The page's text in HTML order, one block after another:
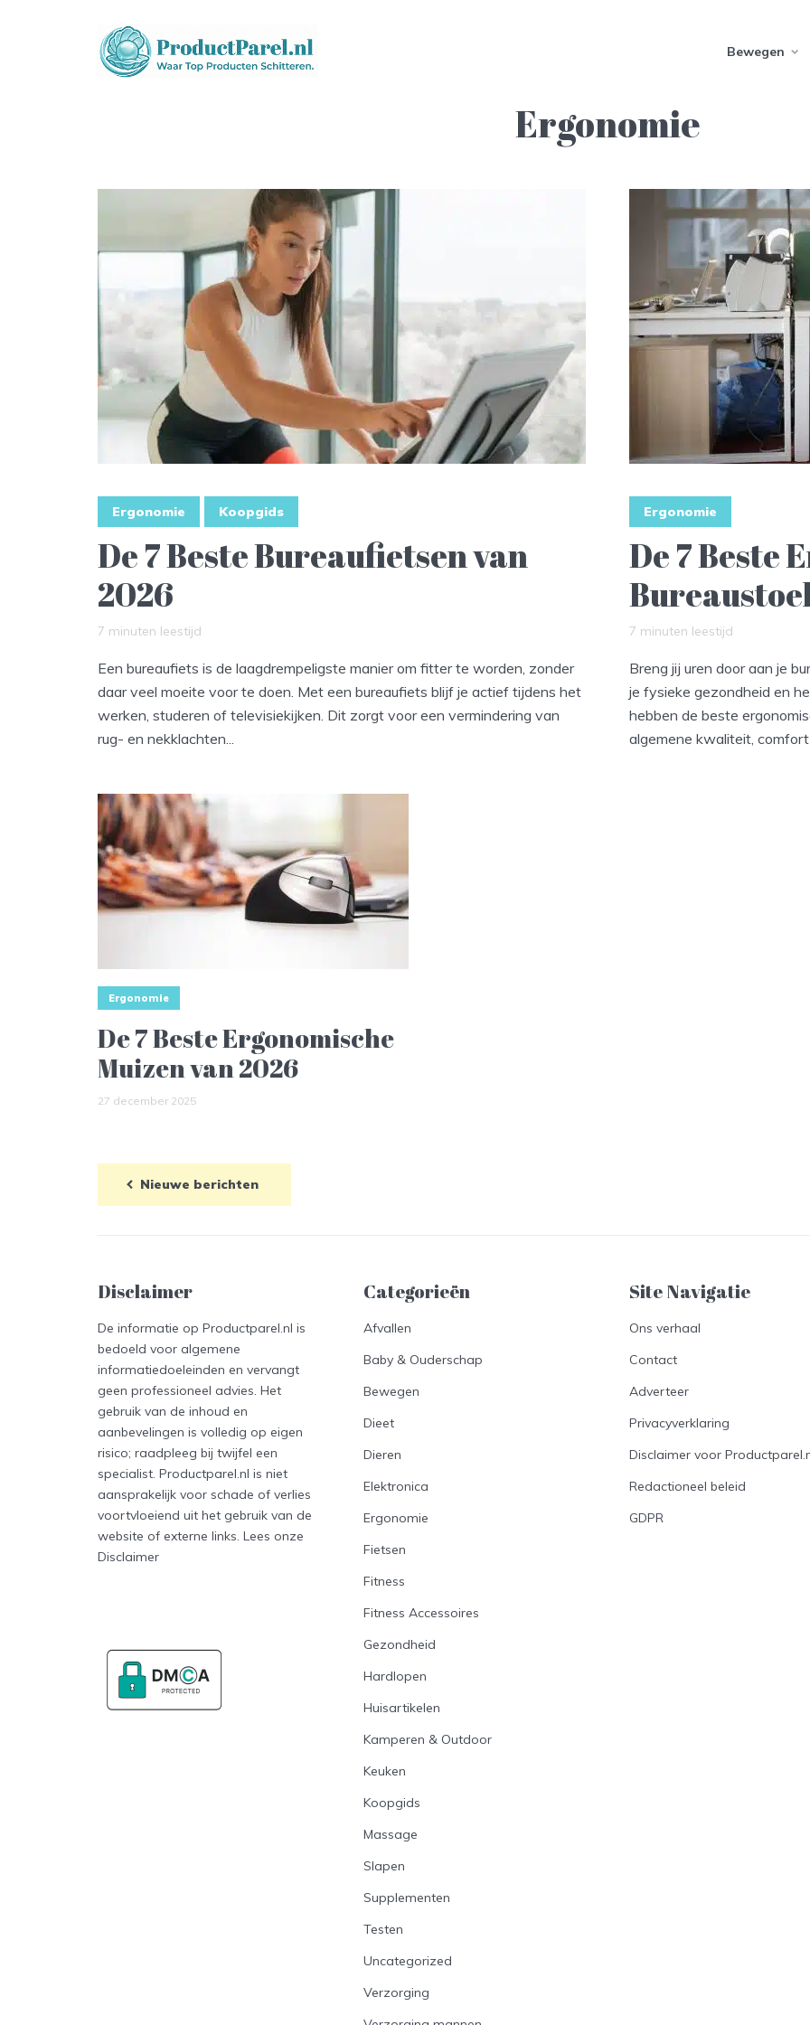
Bewegen
Ergonomie
Ergonomie Koopgids
De 7 Beste Bureaufietsen van
2026
7 minuten leestijd
Een bureaufiets is de laagdrempeligste manier om fitter te worden, zonder
daar veel moeite voor te doen. Met een bureaufiets blijf je actief tijdens het
werken, studeren of televisiekijken. Dit zorgt voor een vermindering van
rug- en nekklachten...
Ergonomie
De 7 Beste
7 minuten leestijd
Breng jij uren door aan je
je fysieke gezondheid en
hebben de beste
algemene kwaliteit, comfort
Ergonomie
De 7 Beste Ergonomische
Muizen van 2026
27 december 2025
Nieuwe berichten
Disclaimer
De informatie op Productparel.nl is
bedoeld voor algemene
informatiedoeleinden en vervangt
geen professioneel advies. Het
gebruik van de inhoud en
aanbevelingen is volledig op eigen
risico; raadpleeg bij twijfel een
specialist. Productparel.nl is niet
aansprakelijk voor schade of verlies
voortvloeiend uit het gebruik van de
website of externe links. Lees onze
Disclaimer
Categorieën
Afvallen
Baby & Ouderschap
Bewegen
Dieet
Dieren
Elektronica
Ergonomie
Fietsen
Fitness
Fitness Accessoires
Gezondheid
Hardlopen
Huisartikelen
Kamperen & Outdoor
Keuken
Koopgids
Massage
Slapen
Supplementen
Testen
Uncategorized
Verzorging
Site Navigatie​
Ons verhaal
Contact
Adverteer
Privacyverklaring
Disclaimer voor
Redactioneel beleid
GDPR